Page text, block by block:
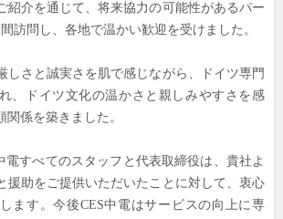
紹介を通じて、将来協力の可能性があるパー
訪問し、各地で温かい歓迎を受けました。
さと誠実さを肌で感じながら、ドイツ専門
、ドイツ文化の温かさと親しみやすさを感
関係を築きました。
すべてのスタッフと代表取締役は、貴社よ
援助をご提供いただいたことに対して、衷心
ます。今後CES中電はサービスの向上に専